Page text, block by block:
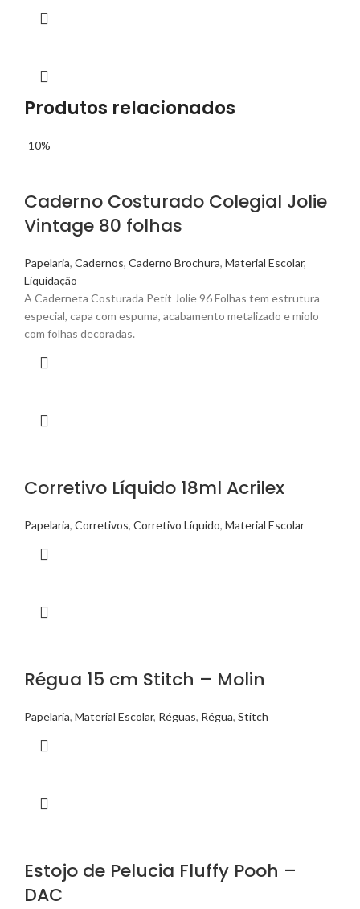
Produtos relacionados
-10%
Caderno Costurado Colegial Jolie
Vintage 80 folhas
Papelaria, Cadernos, Caderno Brochura, Material Escolar,
Liquidação
A Caderneta Costurada Petit Jolie 96 Folhas tem estrutura
especial, capa com espuma, acabamento metalizado e miolo
com folhas decoradas.
Corretivo Líquido 18ml Acrilex
Papelaria, Corretivos, Corretivo Líquido, Material Escolar
Régua 15 cm Stitch – Molin
Papelaria, Material Escolar, Réguas, Régua, Stitch
Estojo de Pelucia Fluffy Pooh –
DAC